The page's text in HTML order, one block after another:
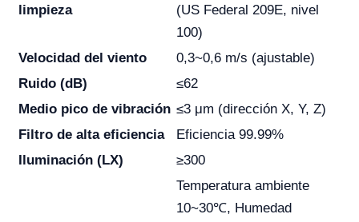
limpieza
(US Federal 209E, nivel
100)
Velocidad del viento
0,3~0,6 m/s (ajustable)
Ruido (dB)
≤62
Medio pico de vibración ≤3 μm (dirección X, Y, Z)
Filtro de alta eficiencia
Eficiencia 99.99%
Iluminación (LX)
≥300
Temperatura ambiente
10~30℃, Humedad